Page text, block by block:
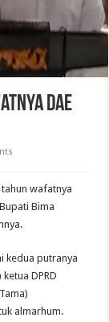
Dae
wafatnya
Bima
kedua putranya
DPRD
almarhum.